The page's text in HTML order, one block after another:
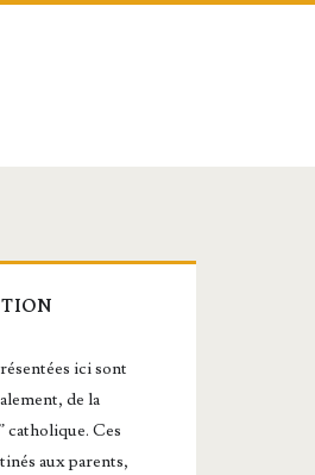
ici sont
de la
catholique. Ces
aux parents,